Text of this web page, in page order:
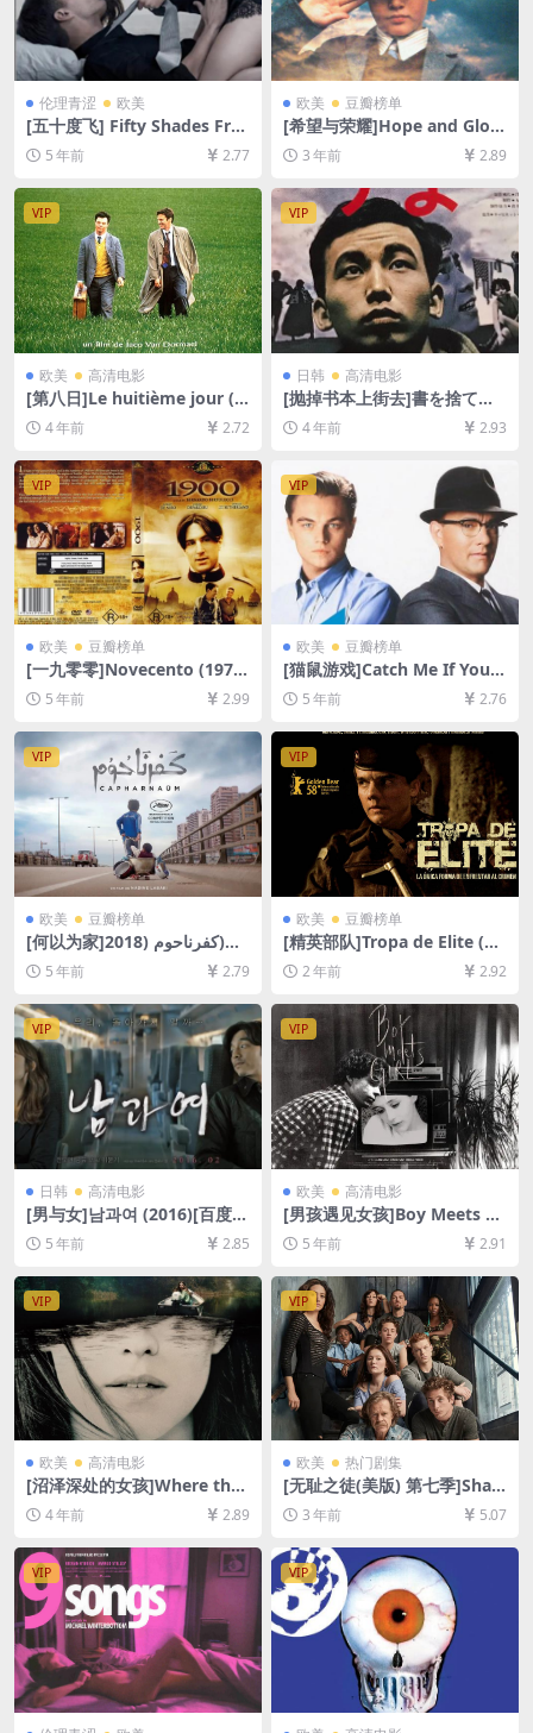
伦理青涩 欧美
[五十度飞] Fifty Shades Free
d (2018)110分钟(未分级版)
[百度网盘+迅雷云盘+夸克网
盘资源1080P][MP4/7GB][中
英字幕]【视频文件+防和谐压
缩包（含解压密码）】
5 年前 2.77
欧美 豆瓣榜单
[希望与荣耀]Hope and Glory
(1987)[百度网盘+夸克网盘10
80P超清未删减资源][网盘在
线播放/下载][MP4/7.2GB][中
英字幕]
3 年前 2.89
VIP
欧美 高清电影
[第八日]Le huitième jour (1
996)[百度网盘+迅雷云盘资源
1080P超清未删减][MP4/7.6G
4 年前 2.72
VIP
日韩 高清电影
[抛掉书本上街去]書を捨てよ
町へ出よう (1971)[百度网盘
+迅雷云盘资源1080P超清未
4 年前 2.93
VIP
欧美 豆瓣榜单
[一九零零]Novecento (1976)
315min完整版[百度网盘+迅
雷云盘资源1080P超清未删减]
[MP4/19GB][中英字幕]
5 年前 2.99
VIP
欧美 豆瓣榜单
[猫鼠游戏]Catch Me If You C
an (2002)[百度网盘+迅雷云盘
资源1080P超清未删减][MP4/
9.1GB][中英字幕]
5 年前 2.76
VIP
欧美 豆瓣榜单
[何以为家]كفرناحوم (2018)
[百度网盘+迅雷云盘资源1080
P超清][MP4/8.1GB][中文字
幕]
5 年前 2.79
VIP
欧美 豆瓣榜单
[精英部队]Tropa de Elite (20
07)[百度网盘+夸克网盘1080P
超清未删减资源][网盘在线播
放/下载][MP4/7.3GB][中英字
幕]
2 年前 2.92
VIP
日韩 高清电影
[男与女]남과여 (2016)[百度网
盘+迅雷云盘资源1080P超清
未删减][MP4/6.6GB][韩语中
5 年前 2.85
VIP
欧美 高清电影
[男孩遇见女孩]Boy Meets Gi
rl (1984)[百度网盘+迅雷云盘
资源1080P超清未删减][MP4/
5 年前 2.91
VIP
欧美 高清电影
[沼泽深处的女孩]Where the
Crawdads Sing (2022)[百度
网盘+迅雷云盘资源1080P超
清未删减][MP4/7.8GB][中英
字幕]
4 年前 2.89
VIP
欧美 热门剧集
[无耻之徒(美版) 第七季]Sha
meless Season 7 (2016)[百
度网盘+夸克网盘1080P超清
未删减资源][网盘在线播放/下
载][MP4/36GB][中英字幕]
3 年前 5.07
VIP VIP